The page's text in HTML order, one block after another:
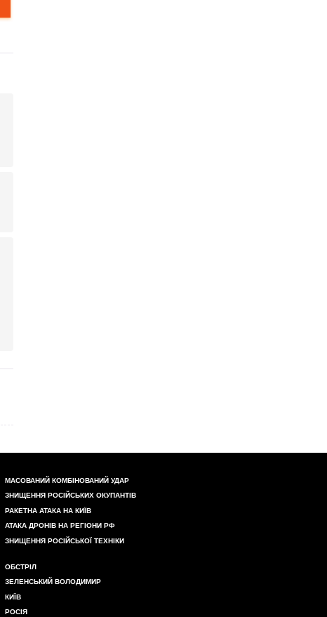
МАСОВАНИЙ КОМБІНОВАНИЙ УДАР
ЗНИЩЕННЯ РОСІЙСЬКИХ ОКУПАНТІВ
РАКЕТНА АТАКА НА КИЇВ
АТАКА ДРОНІВ НА РЕГІОНИ РФ
ЗНИЩЕННЯ РОСІЙСЬКОЇ ТЕХНІКИ
ОБСТРІЛ
ЗЕЛЕНСЬКИЙ ВОЛОДИМИР
КИЇВ
РОСІЯ